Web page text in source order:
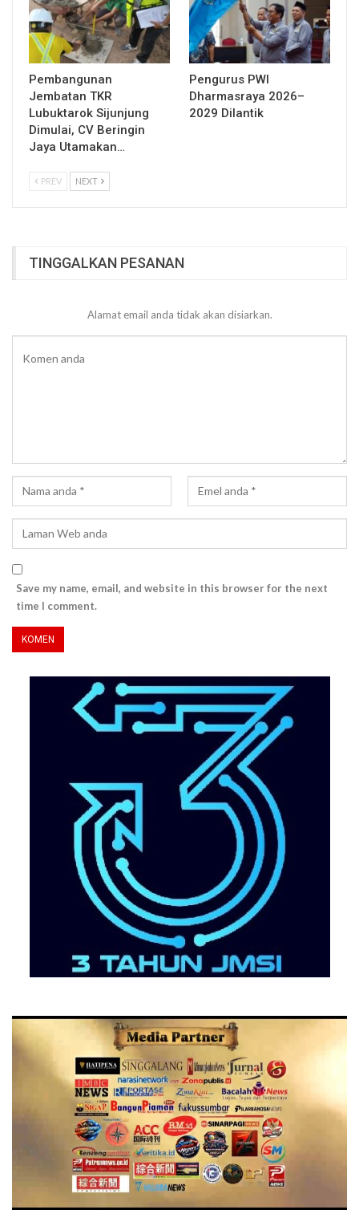
Pembangunan
Jembatan TKR
Lubuktarok Sijunjung
Dimulai, CV Beringin
Jaya Utamakan…
Pengurus PWI
Dharmasraya 2026–
2029 Dilantik
PREV NEXT
TINGGALKAN PESANAN
Alamat email anda tidak akan disiarkan.
Save my name, email, and website in this browser for the next
time I comment.